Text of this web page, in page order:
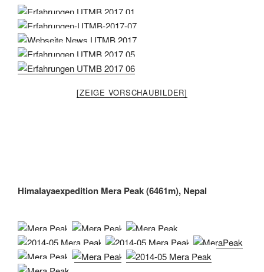
[ZEIGE VORSCHAUBILDER]
Himalayaexpedition Mera Peak (6461m), Nepal